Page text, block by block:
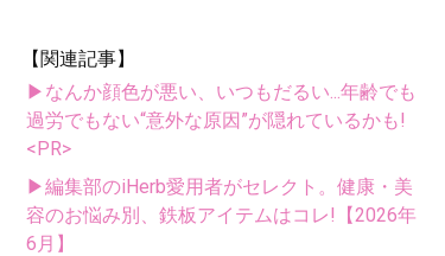
【関連記事】
▶なんか顔色が悪い、いつもだるい...年齢でも
過労でもない“意外な原因”が隠れているかも!
<PR>
▶編集部のiHerb愛用者がセレクト。健康・美
容のお悩み別、鉄板アイテムはコレ!【2026年
6月】